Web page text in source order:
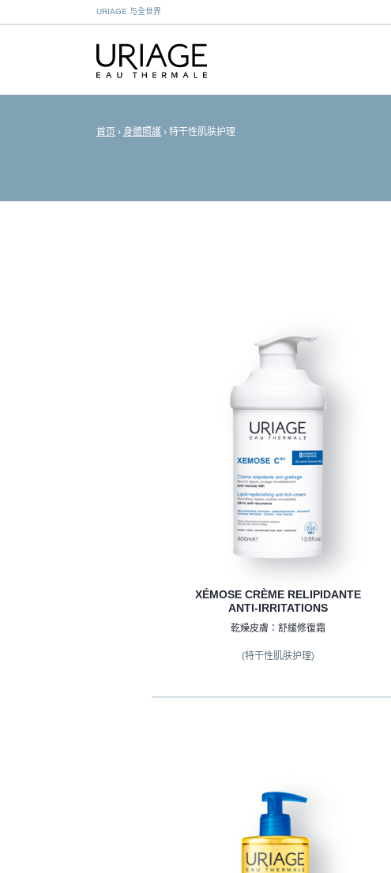
URIAGE 与全世界
首页 › 身體照護 › 特干性肌肤护理
XÉMOSE CRÈME RELIPIDANTE
ANTI-IRRITATIONS
乾燥皮膚：舒緩修復霜
(特干性肌肤护理)